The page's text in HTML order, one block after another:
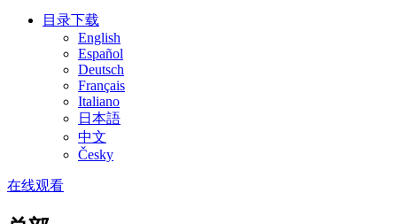
目录下载
English
Español
Deutsch
Français
Italiano
日本語
中文
Česky
在线观看